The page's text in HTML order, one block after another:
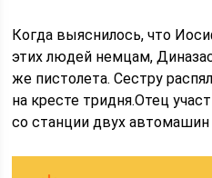
Когда выяснилось, что
этих людей немцам,
же пистолета. Сестру
на кресте тридня.Отец
со станции двух